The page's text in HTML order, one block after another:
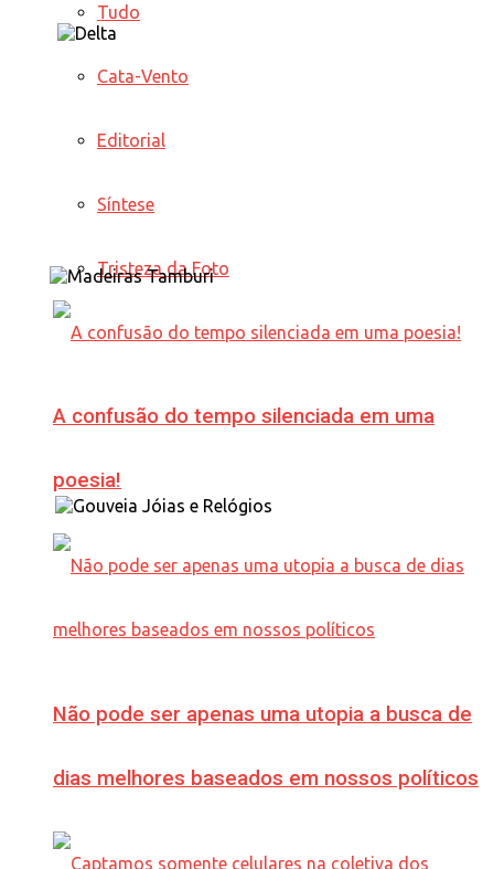
Tudo
Cata-Vento
Editorial
Síntese
Tristeza da Foto
A confusão do tempo silenciada em uma
poesia!
Não pode ser apenas uma utopia a busca de
dias melhores baseados em nossos políticos